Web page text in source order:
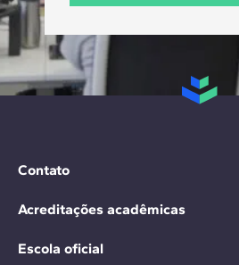
Contato
Acreditações acadêmicas
Escola oficial